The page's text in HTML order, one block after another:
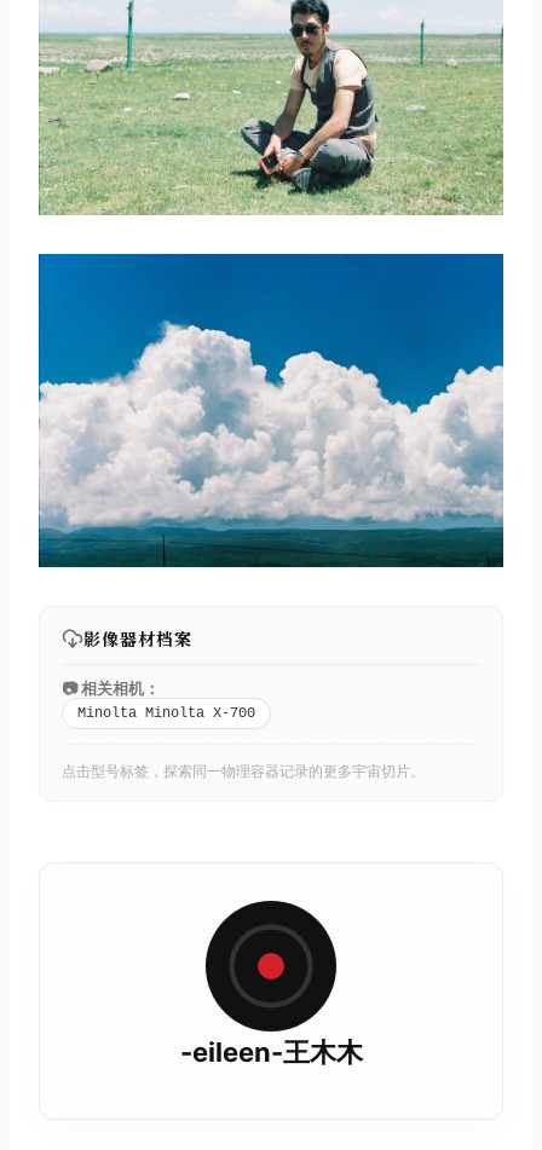
影像器材档案
📷 相关相机：
Minolta Minolta X-700
点击型号标签，探索同一物理容器记录的更多宇宙切片。
-eileen-王木木
取消 搜索